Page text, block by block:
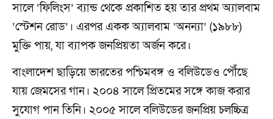
সালে ‘ফিলিংস’ ব্যান্ড থেকে প্রকাশিত হয় তার প্রথম অ্যালবাম
‘স্টেশন রোড’। এরপর একক অ্যালবাম ‘অনন্যা’ (১৯৮৮)
মুক্তি পায়, যা ব্যাপক জনপ্রিয়তা অর্জন করে।
বাংলাদেশ ছাড়িয়ে ভারতের পশ্চিমবঙ্গ ও বলিউডেও পৌঁছে
যায় জেমসের গান। ২০০৪ সালে প্রিতমের সঙ্গে কাজ করার
সুযোগ পান তিনি। ২০০৫ সালে বলিউডের জনপ্রিয় চলচ্চিত্র